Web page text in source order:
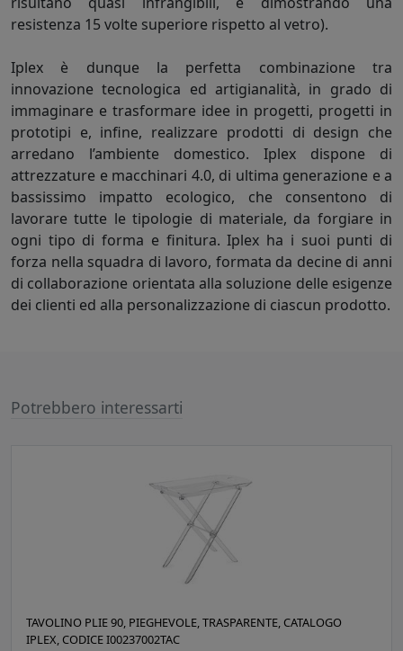
resistenza 15 volte superiore rispetto al vetro).
Iplex è dunque la perfetta combinazione tra
innovazione tecnologica ed artigianalità, in grado di
immaginare e trasformare idee in progetti, progetti in
prototipi e, infine, realizzare prodotti di design che
arredano l’ambiente domestico. Iplex dispone di
attrezzature e macchinari 4.0, di ultima generazione e a
bassissimo impatto ecologico, che consentono di
lavorare tutte le tipologie di materiale, da forgiare in
ogni tipo di forma e finitura. Iplex ha i suoi punti di
forza nella squadra di lavoro, formata da decine di anni
di collaborazione orientata alla soluzione delle esigenze
dei clienti ed alla personalizzazione di ciascun prodotto.
Potrebbero interessarti
TAVOLINO PLIE 90, PIEGHEVOLE, TRASPARENTE, CATALOGO
IPLEX, CODICE I00237002TAC